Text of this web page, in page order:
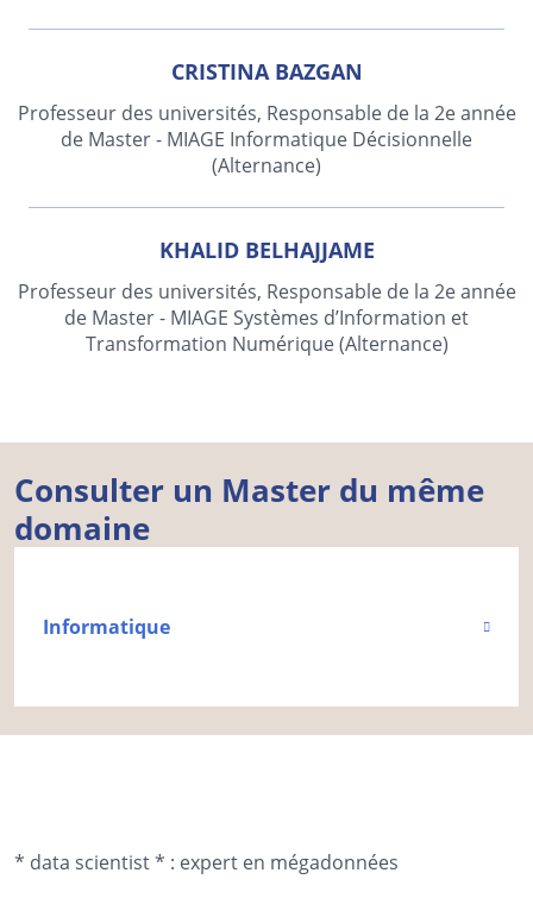
CRISTINA BAZGAN
Professeur des universités, Responsable de la 2e année
de Master - MIAGE Informatique Décisionnelle
(Alternance)
KHALID BELHAJJAME
Professeur des universités, Responsable de la 2e année
de Master - MIAGE Systèmes d’Information et
Transformation Numérique (Alternance)
Consulter un Master du même
domaine
Informatique
* data scientist * : expert en mégadonnées